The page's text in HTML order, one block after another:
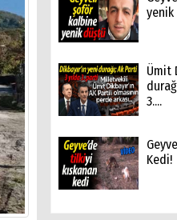
Ümit
3....
Kedi!